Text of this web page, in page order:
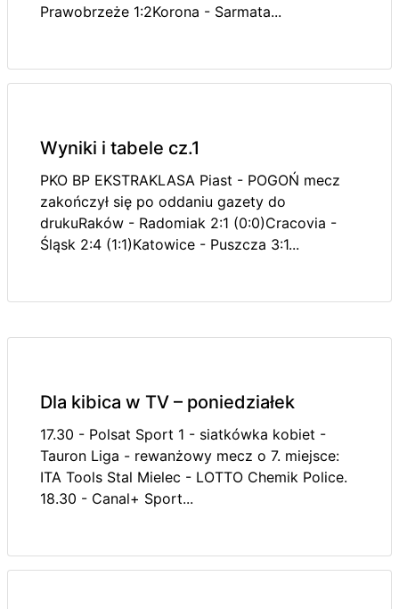
Prawobrzeże 1:2Korona - Sarmata...
Wyniki i tabele cz.1
PKO BP EKSTRAKLASA Piast - POGOŃ mecz
zakończył się po oddaniu gazety do
drukuRaków - Radomiak 2:1 (0:0)Cracovia -
Śląsk 2:4 (1:1)Katowice - Puszcza 3:1...
Dla kibica w TV – poniedziałek
17.30 - Polsat Sport 1 - siatkówka kobiet -
Tauron Liga - rewanżowy mecz o 7. miejsce:
ITA Tools Stal Mielec - LOTTO Chemik Police.
18.30 - Canal+ Sport...